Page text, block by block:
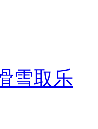
雪取乐